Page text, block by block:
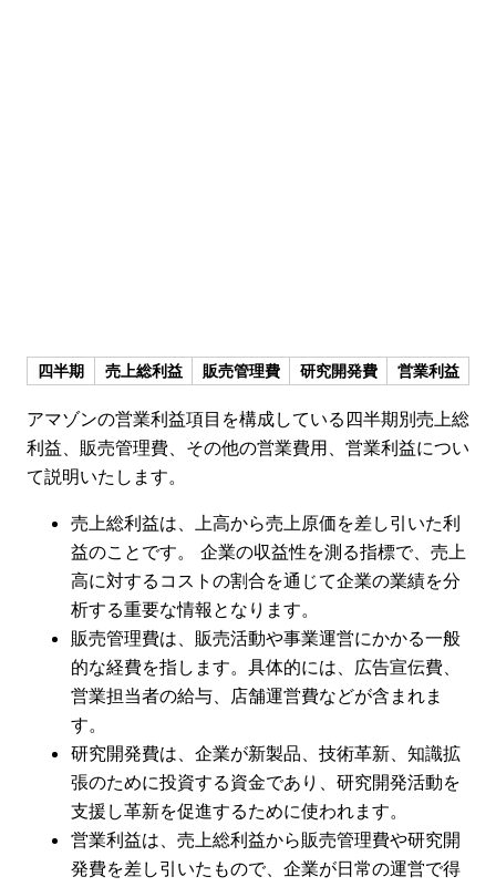
四半期 売上総利益 販売管理費 研究開発費 営業利益
アマゾンの営業利益項目を構成している四半期別売上総
利益、販売管理費、その他の営業費用、営業利益につい
て説明いたします。
売上総利益は、上高から売上原価を差し引いた利
益のことです。 企業の収益性を測る指標で、売上
高に対するコストの割合を通じて企業の業績を分
析する重要な情報となります。
販売管理費は、販売活動や事業運営にかかる一般
的な経費を指します。具体的には、広告宣伝費、
営業担当者の給与、店舗運営費などが含まれま
す。
研究開発費は、企業が新製品、技術革新、知識拡
張のために投資する資金であり、研究開発活動を
支援し革新を促進するために使われます。
営業利益は、売上総利益から販売管理費や研究開
発費を差し引いたもので、企業が日常の運営で得